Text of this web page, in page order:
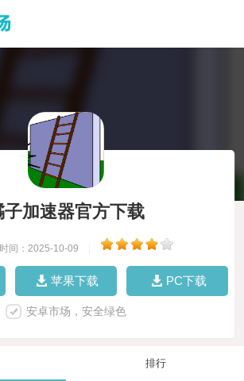
子加速器官方下载
时间：2025-10-09
苹果下载 PC下载
安卓市场，安全绿色
排行